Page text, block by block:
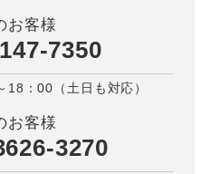
お客様
7350
18：00（土日も対応）
お客様
3270